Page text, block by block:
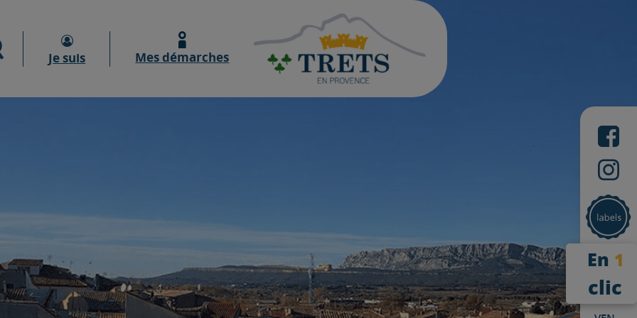
Moteur de recherche
Je suis Mes démarches
En 1
clic